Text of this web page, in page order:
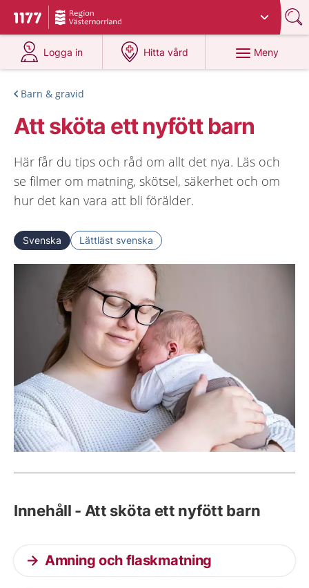
Till startsidan för 1177
Du har valt region
Logga in
på 1177.se
Hitta vård
på 1177.se
Meny
Barn & gravid
Att sköta ett nyfött barn
Här får du tips och råd om allt det nya. Läs och
se filmer om matning, skötsel, säkerhet och om
hur det kan vara att bli förälder.
Svenska Lättläst svenska
Innehåll - Att sköta ett nyfött barn
Amning och flaskmatning